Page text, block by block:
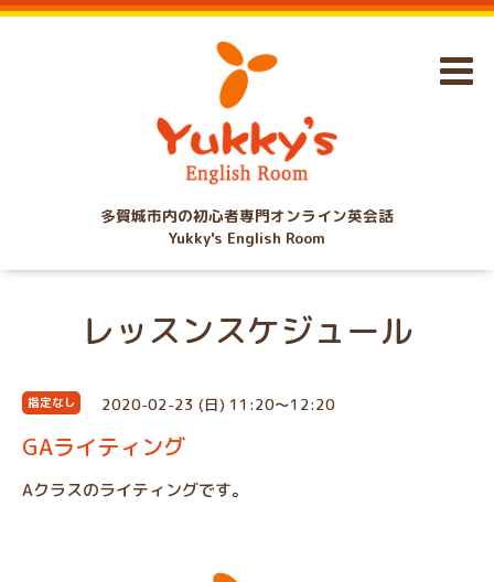
多賀城市内の初心者専門オンライン英会話
Yukky's English Room
レッスンスケジュール
指定なし 2020-02-23 (日) 11:20～12:20
GAライティング
Aクラスのライティングです。